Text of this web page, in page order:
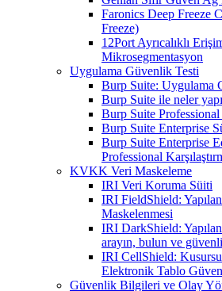
Faronics Deep Freeze
Freeze)
12Port Ayrıcalıklı
Mikrosegmentasyon
Uygulama Güvenlik Testi
Burp Suite: Uygulama
Burp Suite ile neler
Burp Suite
Burp Suite Enterprise
Burp Suite Enterprise
Professional
KVKK Veri Maskeleme
IRI Veri Koruma Süiti
IRI FieldShield:
Maskelenmesi
IRI DarkShield:
arayın, bulun ve
IRI CellShield:
Elektronik Tablo
Güvenlik Bilgileri ve Olay